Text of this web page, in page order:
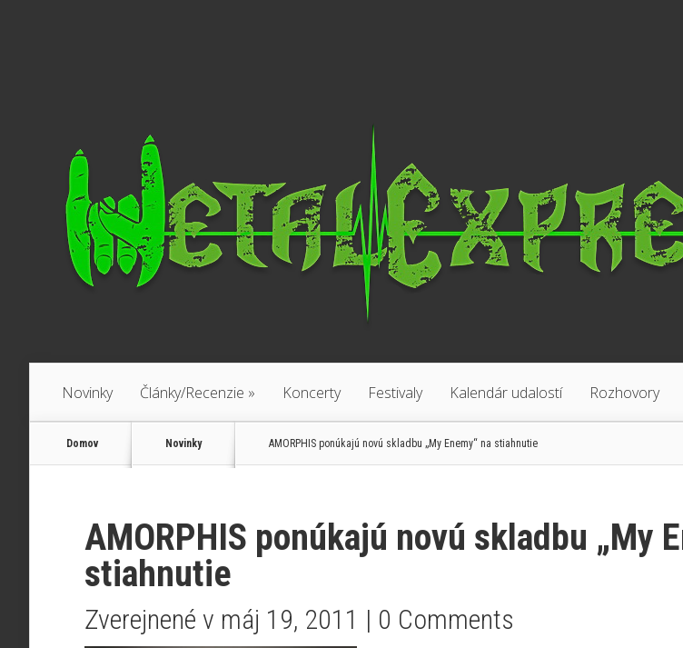
Novinky Články/Recenzie » Koncerty Festivaly Kalendár udalostí Rozhovory
Domov Novinky AMORPHIS ponúkajú novú skladbu „My Enemy“ na stiahnutie
AMORPHIS ponúkajú novú skladbu „My
stiahnutie
Zverejnené v máj 19, 2011 | 0 Comments